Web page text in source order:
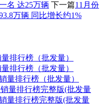
名 达25万辆 下一篇11月份
万辆 同比增长约1%
排行榜（批发量）
排行榜（批发量）
量排行榜（批发量）
量排行榜完整版(批发量
量排行榜完整版(批发量